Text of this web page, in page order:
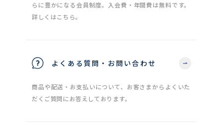
らに豊かになる会員制度。入会費・年間費は無料です。
詳しくはこちら。
よくある質問・お問い合わせ
商品や配送・お支払いについて、お客さまからよくいた
だくご質問にお答えしております。